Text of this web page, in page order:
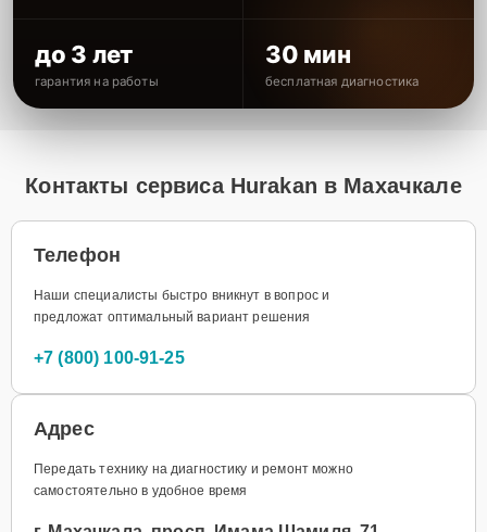
до 3 лет
гарантия на работы
30 мин
бесплатная диагностика
Контакты сервиса Hurakan в Махачкале
Телефон
Наши специалисты быстро вникнут в вопрос и
предложат оптимальный вариант решения
+7 (800) 100-91-25
Адрес
Передать технику на диагностику и ремонт можно
самостоятельно в удобное время